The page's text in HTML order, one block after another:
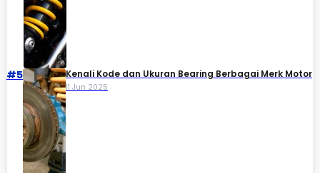
#5 Kenali Kode dan Ukuran Bearing Berbagai Merk Motor
11 Jun 2025